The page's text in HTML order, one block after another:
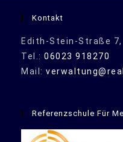
Kontakt
Edith-Stein-Straße 7,
Tel.: 06023 918270
Mail:
Referenzschule Für